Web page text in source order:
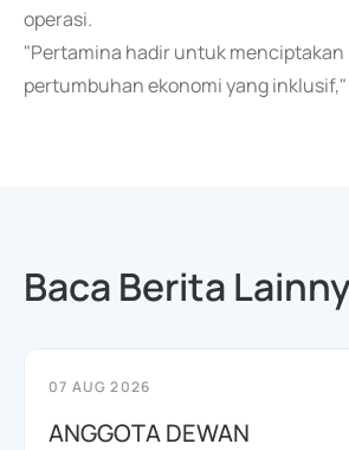
operasi.
"Pertamina hadir untuk
pertumbuhan ekonomi yang
Baca Berita
07 AUG 2026
ANGGOTA DEWAN